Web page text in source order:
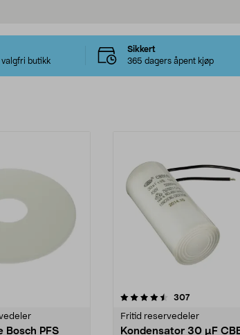
butikk
Sikkert
365 dagers åpent kjøp
Bosch PFS
5 stjerner 307anmeldelser
Fritid reservedeler
Kondensator 30 µF
4.5 av 5 stjerner